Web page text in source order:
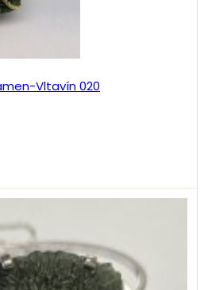
Vltavín 020